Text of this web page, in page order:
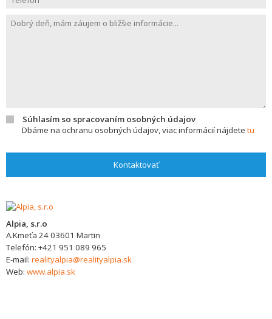
Súhlasím so spracovaním osobných údajov
Dbáme na ochranu osobných údajov, viac informácií nájdete tu
Kontaktovať
Alpia, s.r.o
A.Kmeťa 2403601 Martin
Telefón: +421 951 089 965
E-mail: realityalpia@realityalpia.sk
Web: www.alpia.sk